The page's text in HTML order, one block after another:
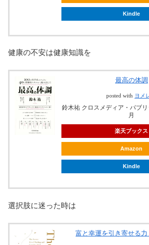
Kindle
健康の不安は健康知識を
最高の体調
posted with ヨメ
鈴木祐 クロスメディア・パブ
月
楽天ブックス
Amazon
Kindle
選択肢に迷った時は
富と幸運を引き寄せる